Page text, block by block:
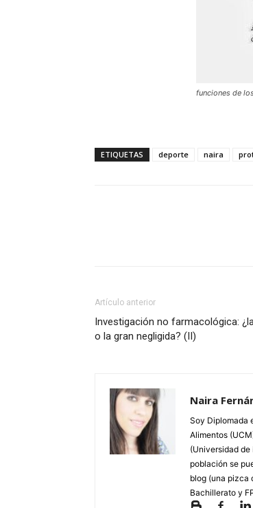
funciones de
ETIQUETAS deporte naira
Artículo anterior
Investigación no farmacológica:
o la gran negligida? (II)
Naira
Soy Diplomada
Alimentos
(Universidad
población se
blog (una pizca
Bachillerato y